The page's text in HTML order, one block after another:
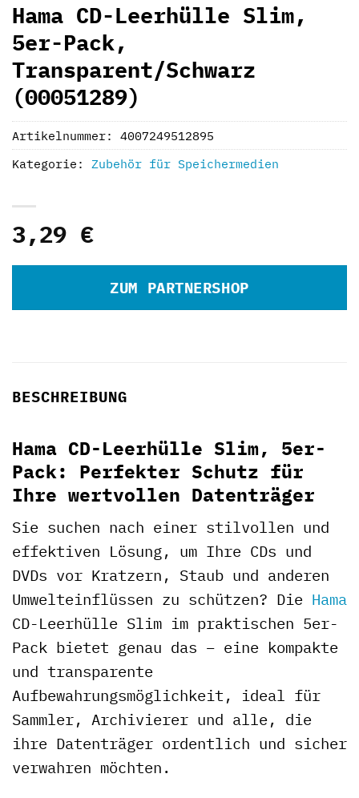
Hama CD-Leerhülle Slim,
5er-Pack,
Transparent/Schwarz
(00051289)
3,29 €
ZUM PARTNERSHOP
Artikelnummer: 4007249512895
Kategorie: Zubehör für Speichermedien
BESCHREIBUNG
Hama CD-Leerhülle Slim, 5er-
Pack: Perfekter Schutz für
Ihre wertvollen Datenträger
Sie suchen nach einer stilvollen und
effektiven Lösung, um Ihre CDs und
DVDs vor Kratzern, Staub und anderen
Umwelteinflüssen zu schützen? Die Hama
CD-Leerhülle Slim im praktischen 5er-
Pack bietet genau das – eine kompakte
und transparente
Aufbewahrungsmöglichkeit, ideal für
Sammler, Archivierer und alle, die
ihre Datenträger ordentlich und sicher
verwahren möchten.